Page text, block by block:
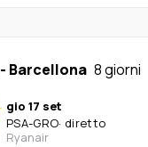
- Barcellona 8 giorni
gio 17 set
PSA-GRO· diretto
Ryanair